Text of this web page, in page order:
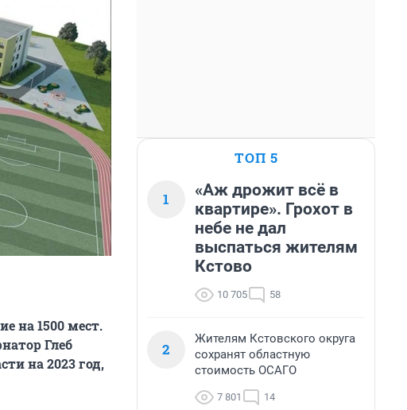
на 1500 мест.
Глеб
на 2023 год,
ТОП 5
1
«Аж дрожит всё в
квартире». Грохот в
небе не дал
выспаться жителям
Кстово
10 705 58
2
Жителям Кстовского округа
сохранят областную
стоимость ОСАГО
7 801 14